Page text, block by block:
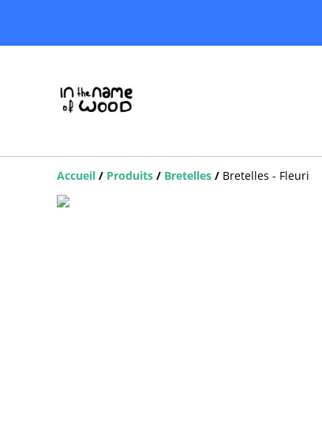
Accueil / Produits / Bretelles / Bretelles - Fleuri